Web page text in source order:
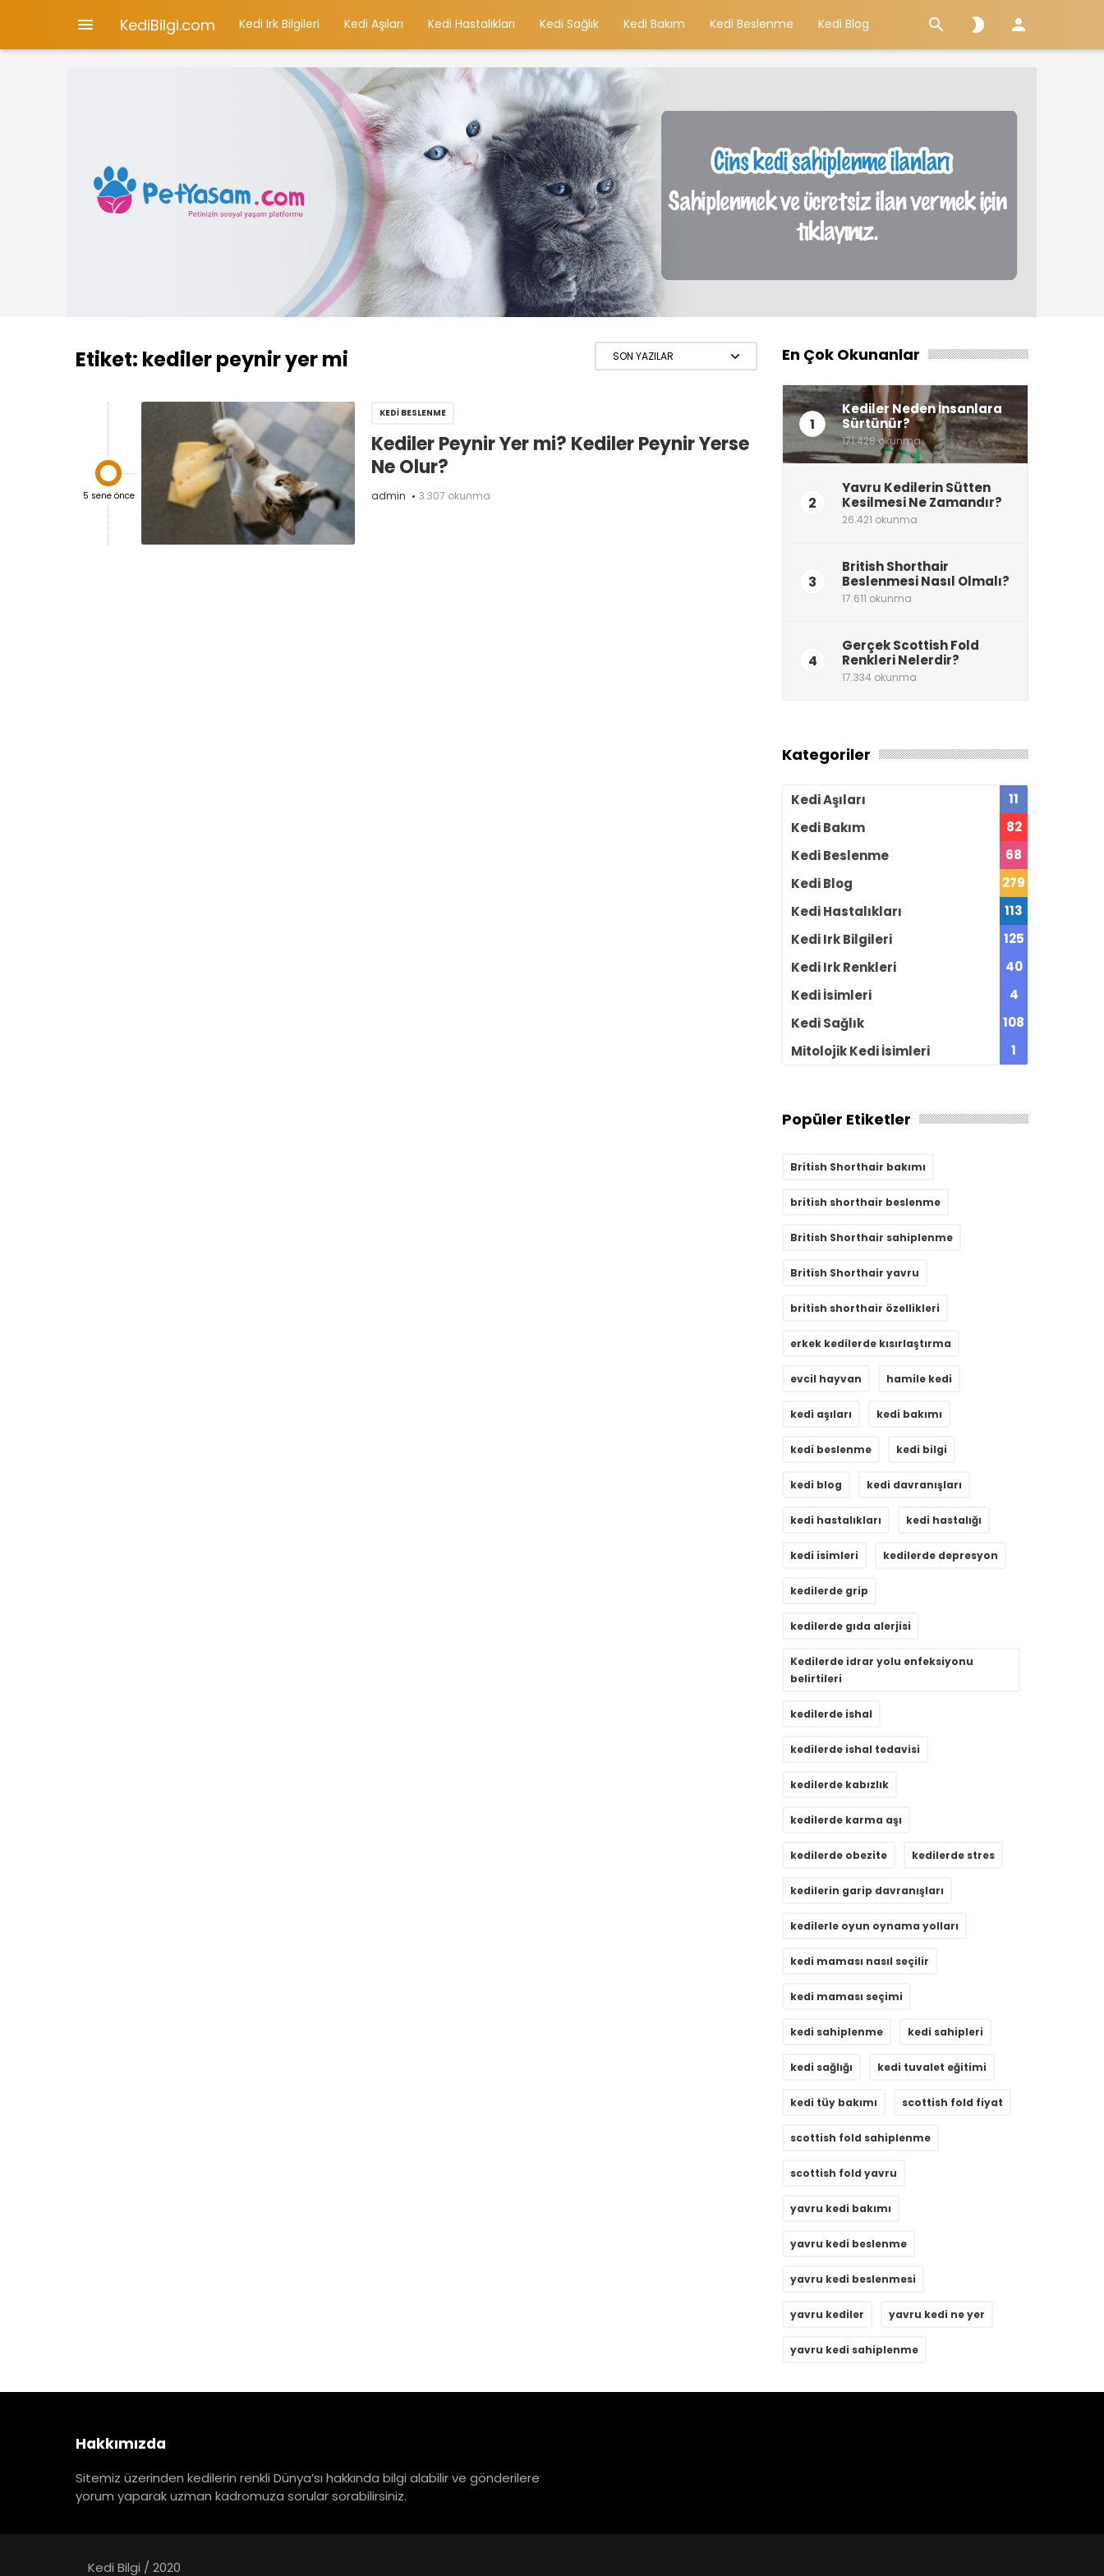
 KediBilgi.com Kedi Irk Bilgileri Kedi Aşıları Kedi Hastalıkları Kedi Sağlık Kedi Bakım Kedi Beslenme Kedi Blog   
Etiket: kediler peynir yer mi

5 sene önce
KEDI BESLENME
Kediler Peynir Yer mi? Kediler Peynir Yerse
Ne Olur?
admin 3.307 okunma
En Çok Okunanlar
1
Kediler Neden İnsanlara
Sürtünür?
171.428 okunma
2
Yavru Kedilerin Sütten
Kesilmesi Ne Zamandır?
26.421 okunma
3
British Shorthair
Beslenmesi Nasıl Olmalı?
17.611 okunma
4
Gerçek Scottish Fold
Renkleri Nelerdir?
17.334 okunma
Kategoriler
Kedi Aşıları
11
Kedi Bakım
82
Kedi Beslenme
68
Kedi Blog
279
Kedi Hastalıkları
113
Kedi Irk Bilgileri
125
Kedi Irk Renkleri
40
Kedi İsimleri
4
Kedi Sağlık
108
Mitolojik Kedi İsimleri
1
Popüler Etiketler
British Shorthair bakımı
british shorthair beslenme
British Shorthair sahiplenme
British Shorthair yavru
british shorthair özellikleri
erkek kedilerde kısırlaştırma
evcil hayvan hamile kedi
kedi aşıları kedi bakımı
kedi beslenme kedi bilgi
kedi blog kedi davranışları
kedi hastalıkları kedi hastalığı
kedi isimleri kedilerde depresyon
kedilerde grip
kedilerde gıda alerjisi
Kedilerde idrar yolu enfeksiyonu
belirtileri
kedilerde ishal
kedilerde ishal tedavisi
kedilerde kabızlık
kedilerde karma aşı
kedilerde obezite kedilerde stres
kedilerin garip davranışları
kedilerle oyun oynama yolları
kedi maması nasıl seçilir
kedi maması seçimi
kedi sahiplenme kedi sahipleri
kedi sağlığı kedi tuvalet eğitimi
kedi tüy bakımı scottish fold fiyat
scottish fold sahiplenme
scottish fold yavru
yavru kedi bakımı
yavru kedi beslenme
yavru kedi beslenmesi
yavru kediler yavru kedi ne yer
yavru kedi sahiplenme
Hakkımızda
Sitemiz üzerinden kedilerin renkli Dünya’sı hakkında bilgi alabilir ve gönderilere
yorum yaparak uzman kadromuza sorular sorabilirsiniz.
Kedi Bilgi / 2020